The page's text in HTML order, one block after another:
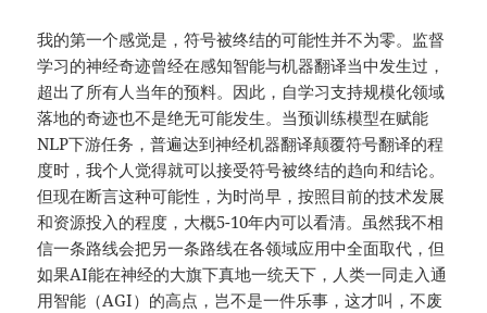
我的第一个感觉是，符号被终结的可能性并不为零。监督
学习的神经奇迹曾经在感知智能与机器翻译当中发生过，
超出了所有人当年的预料。因此，自学习支持规模化领域
落地的奇迹也不是绝无可能发生。当预训练模型在赋能
NLP下游任务，普遍达到神经机器翻译颠覆符号翻译的程
度时，我个人觉得就可以接受符号被终结的趋向和结论。
但现在断言这种可能性，为时尚早，按照目前的技术发展
和资源投入的程度，大概5-10年内可以看清。虽然我不相
信⼀条路线会把另⼀条路线在各领域应用中全面取代，但
如果AI能在神经的大旗下真地⼀统天下，人类一同走入通
用智能（AGI）的高点，岂不是一件乐事，这才叫，不废